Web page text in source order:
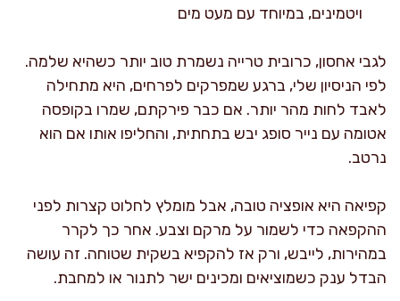
ויטמינים, במיוחד עם מעט מים
לגבי אחסון, כרובית טרייה נשמרת טוב יותר כשהיא שלמה.
לפי הניסיון שלי, ברגע שמפרקים לפרחים, היא מתחילה
לאבד לחות מהר יותר. אם כבר פירקתם, שמרו בקופסה
אטומה עם נייר סופג יבש בתחתית, והחליפו אותו אם הוא
נרטב.
קפיאה היא אופציה טובה, אבל מומלץ לחלוט קצרות לפני
ההקפאה כדי לשמור על מרקם וצבע. אחר כך לקרר
במהירות, לייבש, ורק אז להקפיא בשקית שטוחה. זה עושה
הבדל ענק כשמוציאים ומכינים ישר לתנור או למחבת.